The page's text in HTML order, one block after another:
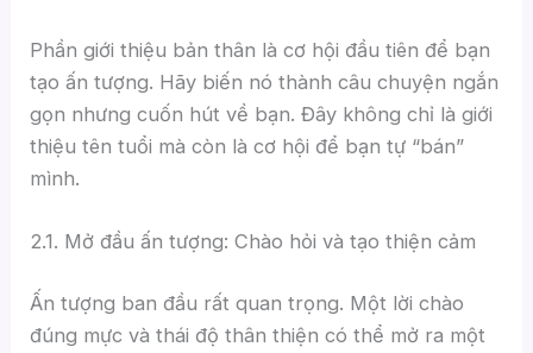
Phần giới thiệu bản thân là cơ hội đầu tiên để bạn
tạo ấn tượng. Hãy biến nó thành câu chuyện ngắn
gọn nhưng cuốn hút về bạn. Đây không chỉ là giới
thiệu tên tuổi mà còn là cơ hội để bạn tự “bán”
mình.
2.1. Mở đầu ấn tượng: Chào hỏi và tạo thiện cảm
Ấn tượng ban đầu rất quan trọng. Một lời chào
đúng mực và thái độ thân thiện có thể mở ra một